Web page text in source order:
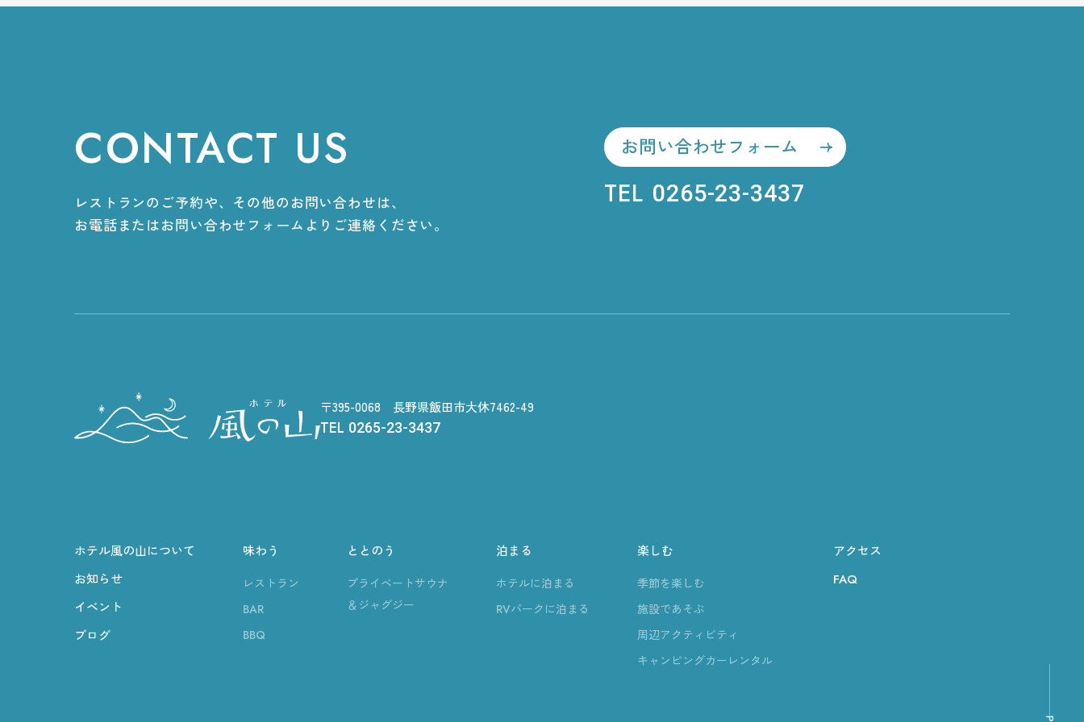
CONTACT US
レストランのご予約や、その他のお問い合わせは、
お電話またはお問い合わせフォームよりご連絡ください。
お問い合わせフォーム
TEL 0265-23-3437
〒395-0068 長野県飯田市大休7462-49
TEL 0265-23-3437
ホテル風の山について
お知らせ
イベント
ブログ
味わう
レストラン
BAR
BBQ
ととのう
プライベートサウナ
＆ジャグジー
泊まる
ホテルに泊まる
RVパークに泊まる
楽しむ
季節を楽しむ
施設であそぶ
周辺アクティビティ
キャンピングカーレンタル
アクセス
FAQ